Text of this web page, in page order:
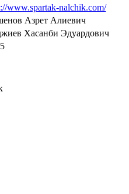
www.spartak-nalchik.com/
Азрет Алиевич
Хасанби Эдуардович